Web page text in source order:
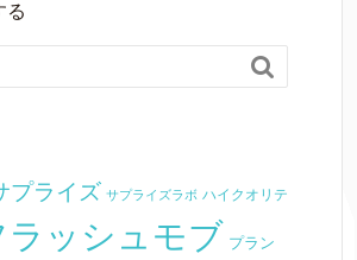
る

プライズ サプライズラボ ハイクオリテ
ラッシュモブ プラン